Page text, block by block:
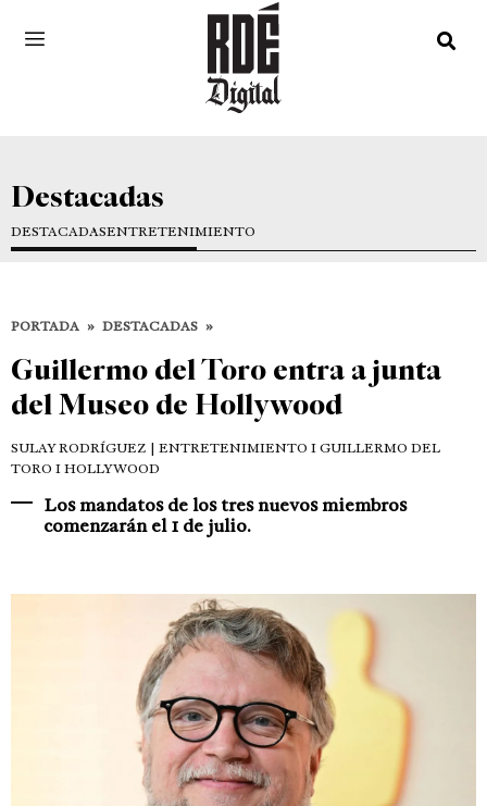
Destacadas
DESTACADASENTRETENIMIENTO
PORTADA » DESTACADAS »
Guillermo del Toro entra a junta
del Museo de Hollywood
SULAY RODRÍGUEZ | ENTRETENIMIENTO I GUILLERMO DEL
TORO I HOLLYWOOD
Los mandatos de los tres nuevos miembros
comenzarán el 1 de julio.